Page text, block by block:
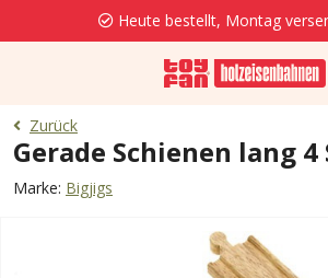
Heute bestellt, Montag
Zurück
Gerade Schienen lang 4
Marke: Bigjigs